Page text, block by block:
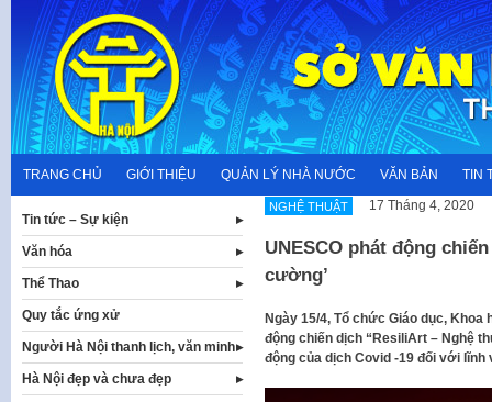
content
TRANG CHỦ GIỚI THIỆU QUẢN LÝ NHÀ NƯỚC VĂN BẢN TIN
NGHỆ THUẬT 17 Tháng 4, 2020
UNESCO phát động
cường’
Ngày 15/4, Tổ chức Giáo dục, Khoa
động chiến dịch “ResiliArt – Nghệ
động của dịch Covid -19 đối với lĩnh
Tin tức – Sự kiện
Văn hóa
Thể Thao
Quy tắc ứng xử
Người Hà Nội thanh lịch, văn minh
Hà Nội đẹp và chưa đẹp